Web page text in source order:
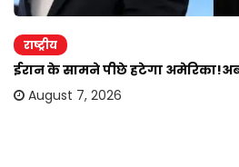
राष्ट्रीय
ईरान के सामने पीछे हटेगा
August 7, 2026